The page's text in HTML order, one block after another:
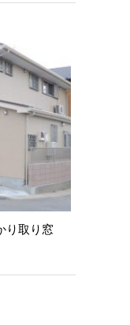
り取り窓